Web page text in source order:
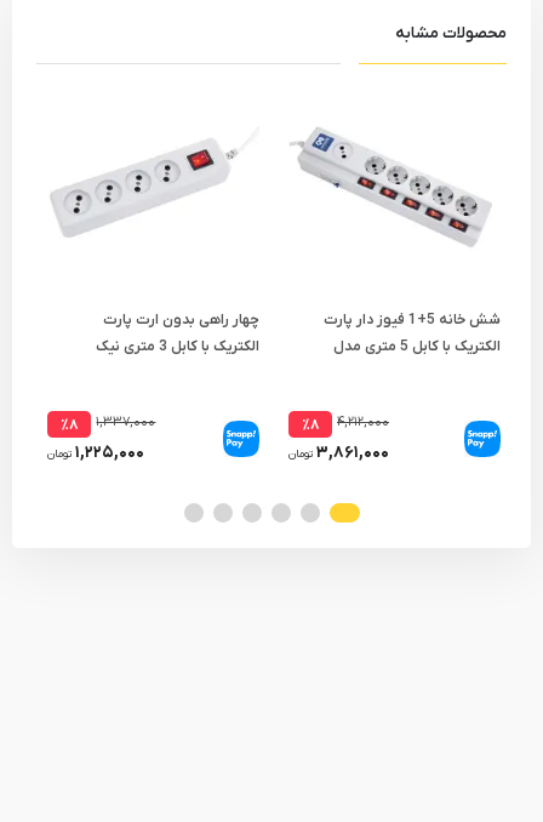
محصولات مشابه
شش خانه 5+1 فیوز دار پارت
الکتریک با کابل 5 متری مدل
۴,۲۱۲,۰۰۰ ٪۸
۳,۸۶۱,۰۰۰ تومان
چهار راهی بدون ارت پارت
الکتریک با کابل 3 متری نیک
۱,۳۳۷,۰۰۰ ٪۸
۱,۲۲۵,۰۰۰ تومان